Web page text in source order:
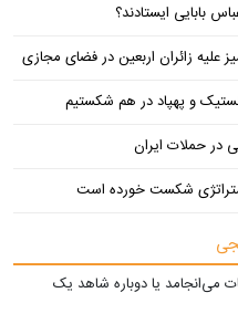
بابایی ایستادند؟
علیه زائران اربعین در فضای مجازی
و پهپاد در هم شکستیم
شکست خورده است
می‌انجامد یا دوباره شاهد یک